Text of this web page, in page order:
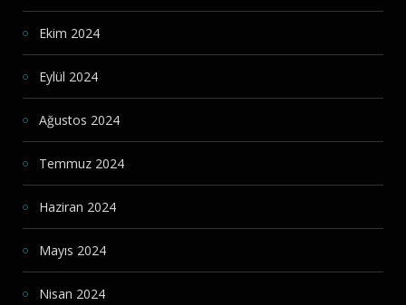
Ekim 2024
Eylül 2024
Ağustos 2024
Temmuz 2024
Haziran 2024
Mayıs 2024
Nisan 2024